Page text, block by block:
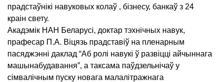
прадстаўнікі навуковых колаў , бізнесу, банкаў з 24
краін свету.
Акадэмік НАН Беларусі, доктар тэхнічных навук,
прафесар П.А. Віцязь прадставіў на пленарным
пасяджэнні даклад “Аб ролі навукі ў развіцці айчыннага
машынабудавання”, а таксама паўдзельнічаў у
сімвалічным пуску новага малалітражнага